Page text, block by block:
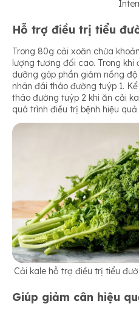
Hỗ trợ điều trị tiểu
Trong 80g cải xoăn chứa
lượng tương đối cao. Trong
dưỡng góp phần giảm nồng
nhân đái tháo đường tuýp 1.
tháo đường tuýp 2 khi ăn cải
quá trình điều trị bệnh hiệu quả
Cải kale hỗ trợ điều trị tiểu
Giúp giảm cân hiệu